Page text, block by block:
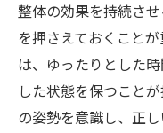
整体の効果を持続さ
を押さえておくこと
は、ゆったりとした
した状態を保つこと
の姿勢を意識し、正